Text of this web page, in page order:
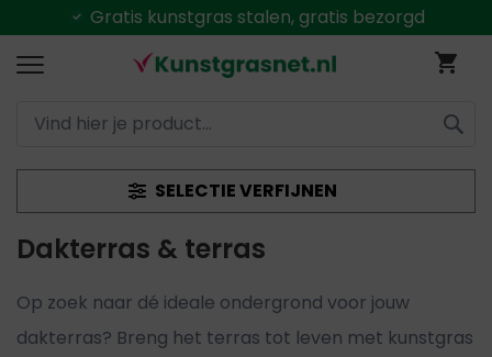
Alles uitvoorraadleverbaar
ZOEK
SELECTIE VERFIJNEN
Dakterras & terras
Op zoek naar dé ideale ondergrond voor jouw
dakterras? Breng het terras tot leven met kunstgras